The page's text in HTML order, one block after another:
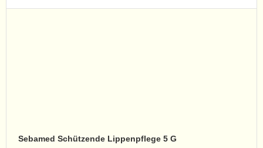
Sebamed Schützende Lippenpflege 5 G